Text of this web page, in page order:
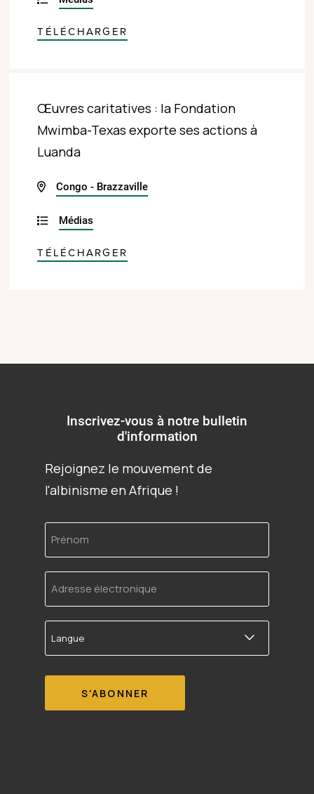
TÉLÉCHARGER
Œuvres caritatives : la Fondation
Mwimba-Texas exporte ses actions à
Luanda
Congo - Brazzaville
Médias
TÉLÉCHARGER
Inscrivez-vous à notre bulletin
d'information
Rejoignez le mouvement de
l'albinisme en Afrique !
Prénom
Adresse
électronique
Langue